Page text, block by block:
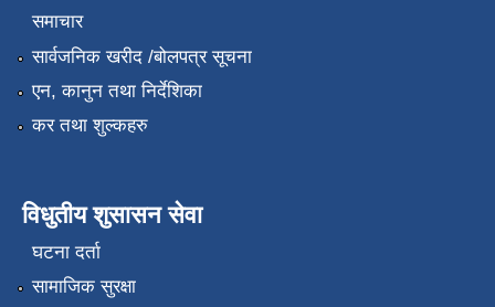
समाचार
सार्वजनिक खरीद /बोलपत्र सूचना
एन, कानुन तथा निर्देशिका
कर तथा शुल्कहरु
विधुतीय शुसासन सेवा
घटना दर्ता
सामाजिक सुरक्षा